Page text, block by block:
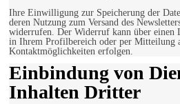
Ihre Einwilligung zur Speicherung der
deren Nutzung zum Versand des
widerrufen. Der Widerruf kann über einen
in Ihrem Profilbereich oder per Mitteilung
Kontaktmöglichkeiten erfolgen.
Einbindung von
Inhalten Dritter